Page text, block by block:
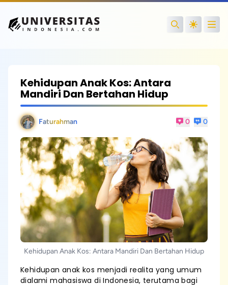
Search
Kehidupan Anak Kos: Antara
Mandiri Dan Bertahan Hidup
Faturahman 0 0
Kehidupan Anak Kos: Antara Mandiri Dan Bertahan Hidup
Kehidupan anak kos menjadi realita yang umum
dialami mahasiswa di Indonesia, terutama bagi